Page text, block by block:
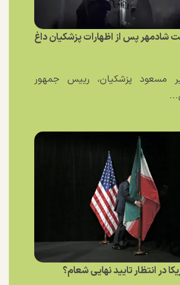
شادمهر پس از اظهارات پزشکیان داغ
مسعود پزشکیان، رییس جمهور
در انتظار تایید نهایی شعام؟